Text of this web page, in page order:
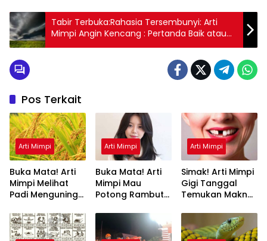
Tabir Terbuka:Rahasia Tersembunyi: Arti
Mimpi Angin Kencang : Pertanda Baik atau
Buruk? Kuak Misterinya!
Pos Terkait
Arti Mimpi
Buka Mata! Arti
Mimpi Melihat
Padi Menguning
Diketahui
Arti Mimpi
Buka Mata! Arti
Mimpi Mau
Potong Rambut
Ini Penjelasannya
Arti Mimpi
Simak! Arti Mimpi
Gigi Tanggal
Temukan Makna